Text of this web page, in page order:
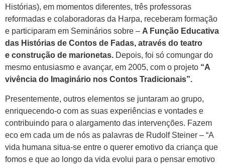
Histórias), em momentos diferentes, três professoras
reformadas e colaboradoras da Harpa, receberam formação
e participaram em Seminários sobre – A Função Educativa
das Histórias de Contos de Fadas, através do teatro
e construção de marionetas. Depois, foi só comungar do
mesmo entusiasmo e avançar, em 2005, com o projeto “A
vivência do Imaginário nos Contos Tradicionais”.
Presentemente, outros elementos se juntaram ao grupo,
enriquecendo-o com as suas experiências e vontades e
contribuindo para o alargamento das intervenções. Fazem
eco em cada um de nós as palavras de Rudolf Steiner – “A
vida humana situa-se entre o querer emotivo da criança que
fomos e que ao longo da vida evolui para o pensar emotivo